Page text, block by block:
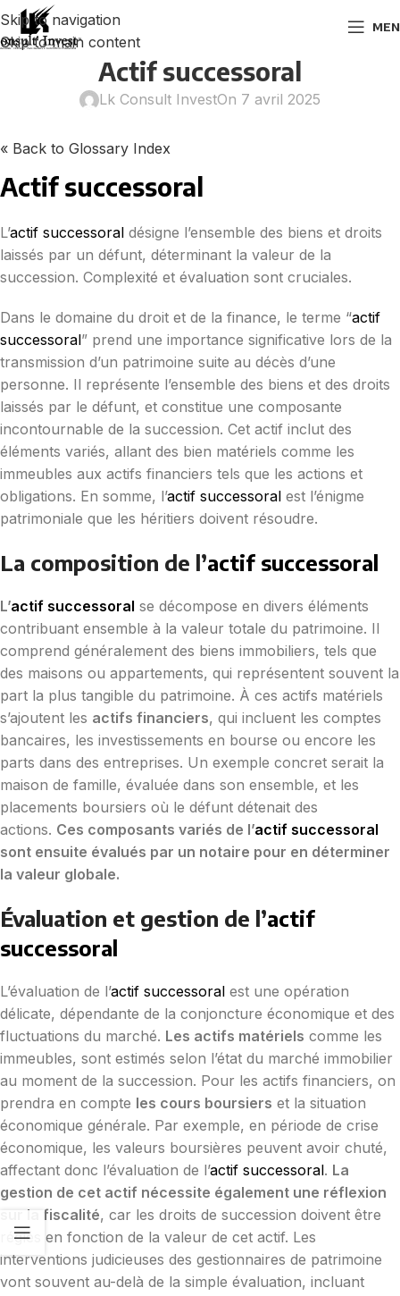
Skip to navigation
Skip to main content
Actif successoral
Lk Consult InvestOn 7 avril 2025
« Back to Glossary Index
Actif successoral
L’actif successoral désigne l’ensemble des biens et droits
laissés par un défunt, déterminant la valeur de la
succession. Complexité et évaluation sont cruciales.
Dans le domaine du droit et de la finance, le terme “actif
successoral” prend une importance significative lors de la
transmission d’un patrimoine suite au décès d’une
personne. Il représente l’ensemble des biens et des droits
laissés par le défunt, et constitue une composante
incontournable de la succession. Cet actif inclut des
éléments variés, allant des bien matériels comme les
immeubles aux actifs financiers tels que les actions et
obligations. En somme, l’actif successoral est l’énigme
patrimoniale que les héritiers doivent résoudre.
La composition de l’actif successoral
L’actif successoral se décompose en divers éléments
contribuant ensemble à la valeur totale du patrimoine. Il
comprend généralement des biens immobiliers, tels que
des maisons ou appartements, qui représentent souvent la
part la plus tangible du patrimoine. À ces actifs matériels
s’ajoutent les actifs financiers, qui incluent les comptes
bancaires, les investissements en bourse ou encore les
parts dans des entreprises. Un exemple concret serait la
maison de famille, évaluée dans son ensemble, et les
placements boursiers où le défunt détenait des
actions. Ces composants variés de l’actif successoral
sont ensuite évalués par un notaire pour en déterminer
la valeur globale.
Évaluation et gestion de l’actif
successoral
L’évaluation de l’actif successoral est une opération
délicate, dépendante de la conjoncture économique et des
fluctuations du marché. Les actifs matériels comme les
immeubles, sont estimés selon l’état du marché immobilier
au moment de la succession. Pour les actifs financiers, on
prendra en compte les cours boursiers et la situation
économique générale. Par exemple, en période de crise
économique, les valeurs boursières peuvent avoir chuté,
affectant donc l’évaluation de l’actif successoral. La
gestion de cet actif nécessite également une réflexion
sur la fiscalité, car les droits de succession doivent être
réglés en fonction de la valeur de cet actif. Les
interventions judicieuses des gestionnaires de patrimoine
vont souvent au-delà de la simple évaluation, incluant